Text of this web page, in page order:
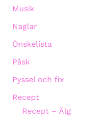
Musik
Naglar
Önskelista
Påsk
Pyssel och fix
Recept
Recept – Älg